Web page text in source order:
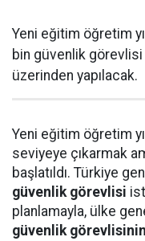
Yeni eğitim öğretim
bin güvenlik görevlisi
üzerinden yapılacak.
Yeni eğitim öğretim
seviyeye çıkarmak
başlatıldı. Türkiye
güvenlik görevlisi
planlamayla, ülke
güvenlik görevlisinin